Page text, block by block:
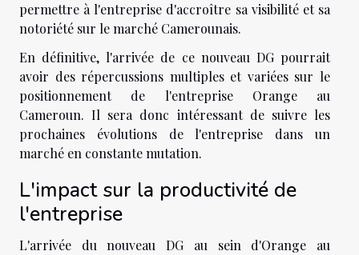
permettre à l'entreprise d'accroître sa visibilité et sa
notoriété sur le marché Camerounais.
En définitive, l'arrivée de ce nouveau DG pourrait
avoir des répercussions multiples et variées sur le
positionnement de l'entreprise Orange au
Cameroun. Il sera donc intéressant de suivre les
prochaines évolutions de l'entreprise dans un
marché en constante mutation.
L'impact sur la productivité de
l'entreprise
L'arrivée du nouveau DG au sein d'Orange au